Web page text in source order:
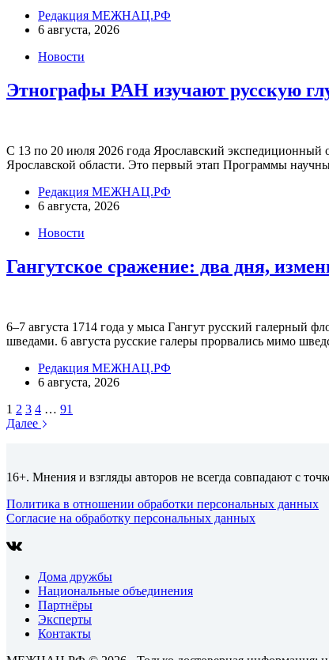
Редакция МЕЖНАЦ.РФ
6 августа, 2026
Новости
Этнографы РАН изучают русскую
С 13 по 20 июля 2026 года Ярославский экспедиционный
Ярославской области. Это первый этап Программы
Редакция МЕЖНАЦ.РФ
6 августа, 2026
Новости
Гангутское сражение: два дня,
6–7 августа 1714 года у мыса Гангут русский галерный
шведами. 6 августа русские галеры прорвались мимо
Редакция МЕЖНАЦ.РФ
6 августа, 2026
1 2 3 4 … 91
Далее
16+. Мнения и взгляды авторов не всегда совпадают с
Политика в отношении обработки персональных данных
Согласие на обработку персональных данных
Дома дружбы
Национальные объединения
Партнёры
Эксперты
Контакты